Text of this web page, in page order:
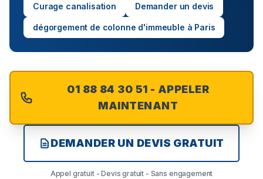
Curage canalisation Demander un devis
dégorgement de colonne d'immeuble à Paris
01 88 84 30 51 - APPELER
MAINTENANT
DEMANDER UN DEVIS GRATUIT
Appel gratuit - Devis gratuit - Sans engagement